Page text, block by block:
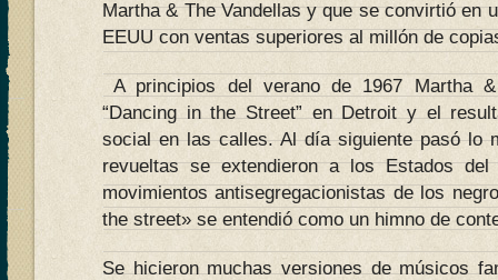
Martha & The Vandellas y que se convirtió en
EEUU con ventas superiores al millón de
A principios del verano de 1967 Martha
“Dancing in the Street” en Detroit y el
social en las calles. Al día siguiente pasó lo
revueltas se extendieron a los Estados
movimientos antisegregacionistas de los
the street» se entendió como un himno de
Se hicieron muchas versiones de músicos